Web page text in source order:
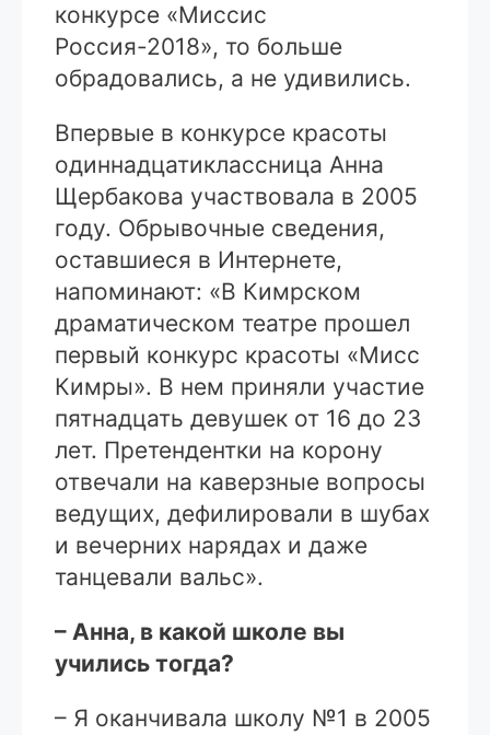
конкурсе «Миссис
Россия-2018», то больше
обрадовались, а не удивились.
Впервые в конкурсе красоты
одиннадцатиклассница Анна
Щербакова участвовала в 2005
году. Обрывочные сведения,
оставшиеся в Интернете,
напоминают: «В Кимрском
драматическом театре прошел
первый конкурс красоты «Мисс
Кимры». В нем приняли участие
пятнадцать девушек от 16 до 23
лет. Претендентки на корону
отвечали на каверзные вопросы
ведущих, дефилировали в шубах
и вечерних нарядах и даже
танцевали вальс».
– Анна, в какой школе вы
учились тогда?
– Я оканчивала школу №1 в 2005